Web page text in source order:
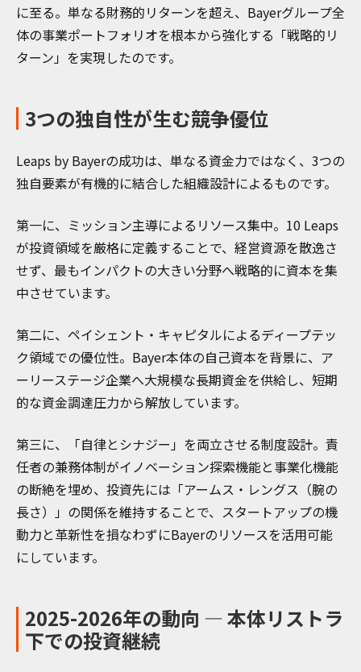
に至る。単なる財務的リターンを超え、Bayerグループ全
体の事業ポートフォリオを根本から強化する「戦略的リ
ターン」を実現したのです。
3つの独自性が生む競争優位
Leaps by Bayerの成功は、単なる資金力ではなく、3つの
独自要素が有機的に結合した組織設計によるものです。
第一に、ミッション主導によるリソース集中。10 Leaps
が投資領域を厳格に定義することで、経営資源を散逸さ
せず、最もインパクトの大きい分野へ戦略的に資本を集
中させています。
第二に、ペイシェント・キャピタルによるディープテッ
ク領域での優位性。Bayer本体の自己資本を背景に、ア
ーリーステージ企業へ大規模な長期資金を供給し、短期
的な資金調達圧力から解放しています。
第三に、「自律とシナジー」を両立させる制度設計。責
任者の兼務体制がイノベーション探索機能と事業化機能
の断絶を埋め、投資先には「アームス・レングス（腕の
長さ）」の関係を維持することで、スタートアップの機
動力と革新性を損なわずにBayerのリソースを活用可能
にしています。
2025-2026年の動向 — 本体リストラ
下での投資継続